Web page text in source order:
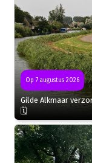
Op 7 augustus 2026
Gilde Alkmaar
🗓